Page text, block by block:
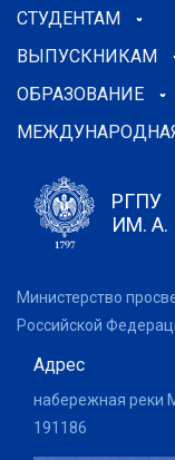
СТУДЕНТАМ
ВЫПУСКНИКАМ
ОБРАЗОВАНИЕ
РГПУ
ИМ. А.
Министерство
Российской
Адрес
набережная реки
191186